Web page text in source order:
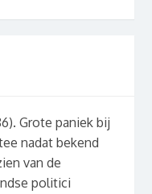
Grote paniek bij
nadat bekend
van de
politici